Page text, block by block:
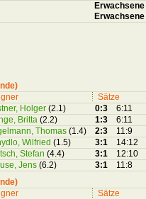
Erwachsene
Erwachsene
Sätze
Holger (2.1) 0:3 6:11
Britta (2.2) 1:3 6:11
Thomas (1.4) 2:3 11:9
Wilfried (1.5) 3:1 14:12
Stefan (4.4) 3:1 12:10
Jens (6.2) 3:1 11:8
Sätze